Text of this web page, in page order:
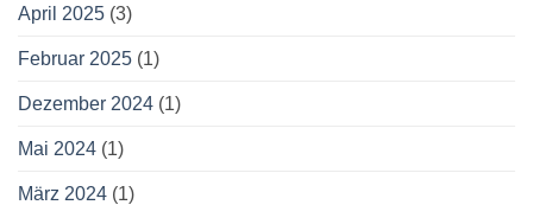
April 2025 (3)
Februar 2025 (1)
Dezember 2024 (1)
Mai 2024 (1)
März 2024 (1)